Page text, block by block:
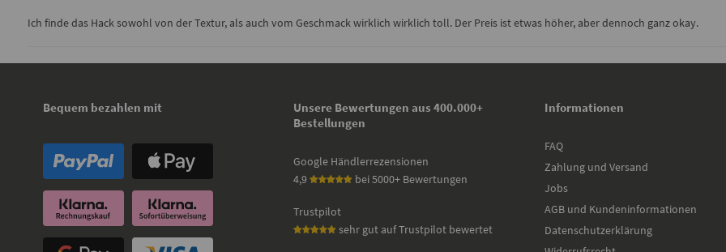
Ich finde das Hack sowohl von der Textur, als auch vom Geschmack wirklich wirklich toll. Der Preis ist etwas höher, aber dennoch ganz okay.
Bequem bezahlen mit
Unsere Bewertungen aus 400.000+
Bestellungen
Google Händlerrezensionen
4,9
bei 5000+ Bewertungen
Trustpilot
sehr gut auf Trustpilot bewertet
Informationen
FAQ
Zahlung und Versand
Jobs
AGB und Kundeninformationen
Datenschutzerklärung